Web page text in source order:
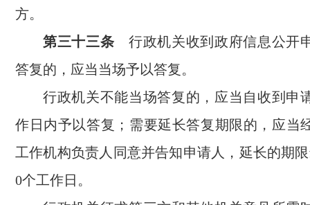
方。
第三十三条 行政机关收到政府信息公开
答复的，应当当场予以答复。
行政机关不能当场答复的，应当自收到申
作日内予以答复；需要延长答复期限的，应当
工作机构负责人同意并告知申请人，延长的期
0个工作日。